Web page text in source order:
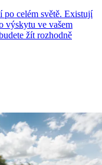
celém světě. Existují
výskytu ve vašem
žít rozhodně